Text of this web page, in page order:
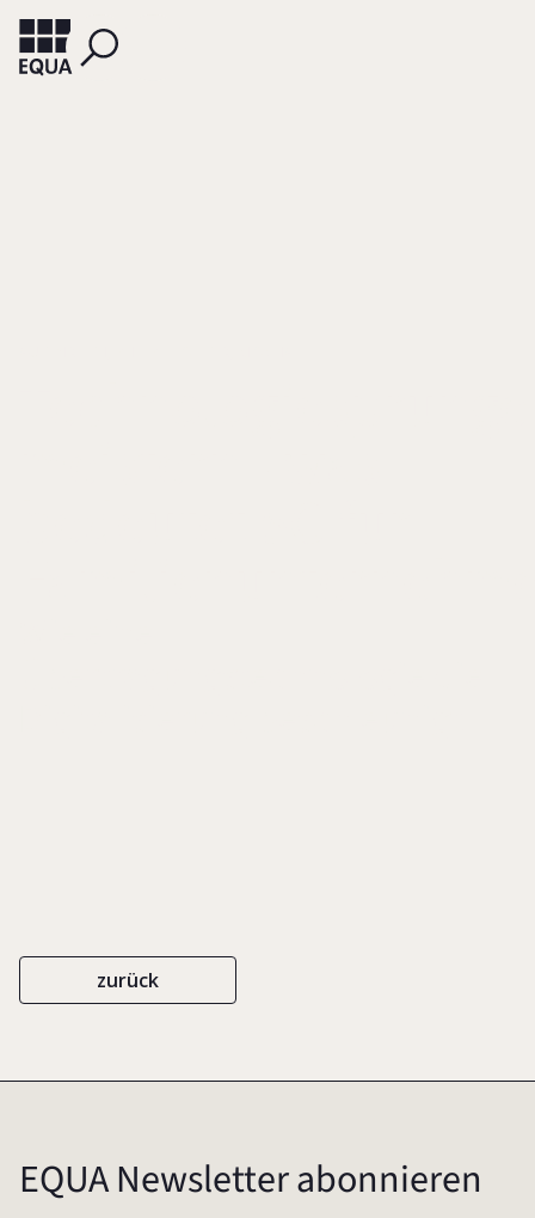
zurück
EQUA Newsletter abonnieren